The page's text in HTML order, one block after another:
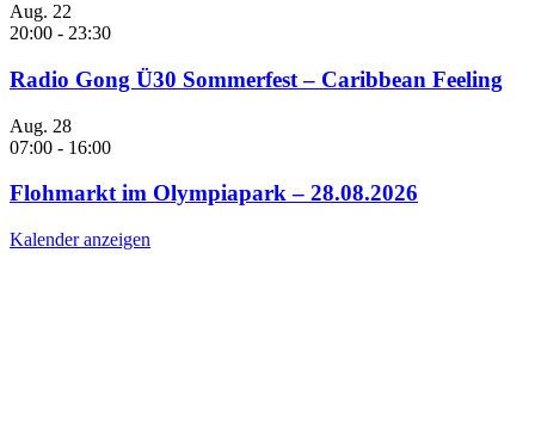
Aug. 22
20:00 - 23:30
Radio Gong Ü30 Sommerfest – Caribbean Feeling
Aug. 28
07:00 - 16:00
Flohmarkt im Olympiapark – 28.08.2026
Kalender anzeigen